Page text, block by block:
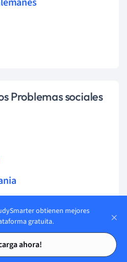
de estudio
de estudio
Problemas sociales
obtienen mejores
gratuita.
ahora!